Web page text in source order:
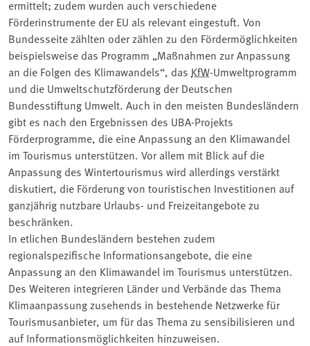
ermittelt; zudem wurden auch verschiedene
Förderinstrumente der EU als relevant eingestuft. Von
Bundesseite zählten oder zählen zu den Fördermöglichkeiten
beispielsweise das Programm „Maßnahmen zur Anpassung
an die Folgen des Klimawandels“, das KfW-Umweltprogramm
und die Umweltschutzförderung der Deutschen
Bundesstiftung Umwelt. Auch in den meisten Bundesländern
gibt es nach den Ergebnissen des UBA-Projekts
Förderprogramme, die eine Anpassung an den Klimawandel
im Tourismus unterstützen. Vor allem mit Blick auf die
Anpassung des Wintertourismus wird allerdings verstärkt
diskutiert, die Förderung von touristischen Investitionen auf
ganzjährig nutzbare Urlaubs- und Freizeitangebote zu
beschränken.
In etlichen Bundesländern bestehen zudem
regionalspezifische Informationsangebote, die eine
Anpassung an den Klimawandel im Tourismus unterstützen.
Des Weiteren integrieren Länder und Verbände das Thema
Klimaanpassung zusehends in bestehende Netzwerke für
Tourismusanbieter, um für das Thema zu sensibilisieren und
auf Informationsmöglichkeiten hinzuweisen.